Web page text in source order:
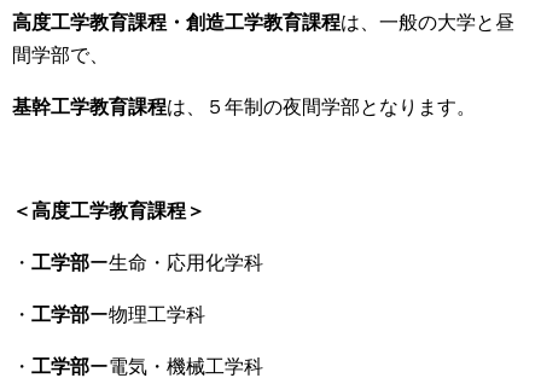
高度工学教育課程・創造工学教育課程は、一般の大学と昼
間学部で、
基幹工学教育課程は、５年制の夜間学部となります。
＜高度工学教育課程＞
・ 工学部ー生命・応用化学科
・ 工学部ー物理工学科
・ 工学部ー電気・機械工学科